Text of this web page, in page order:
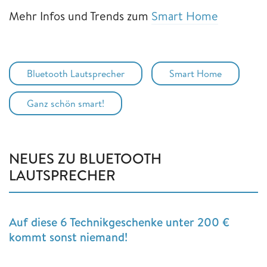
Mehr Infos und Trends zum Smart Home
Bluetooth Lautsprecher Smart Home
Ganz schön smart!
NEUES ZU BLUETOOTH
LAUTSPRECHER
Auf diese 6 Technikgeschenke unter 200 €
kommt sonst niemand!